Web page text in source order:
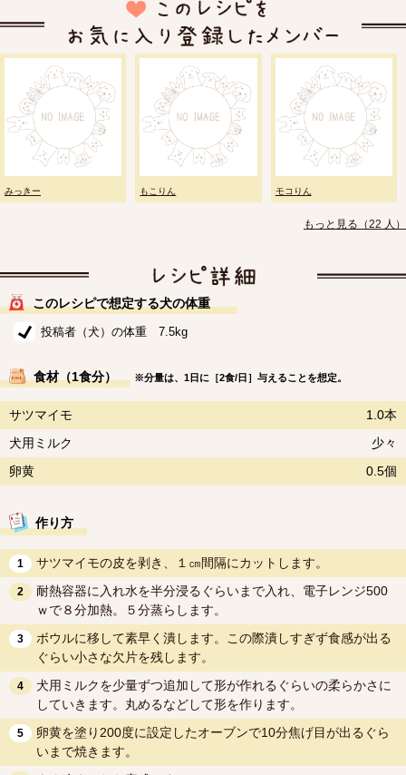
みっきー もこりん モコりん
もっと見る（22 人）
このレシピで想定する犬の体重
投稿者（犬）の体重 7.5kg
食材（1食分） ※分量は、1日に［2食/日］与えることを想定。
サツマイモ
1.0本
犬用ミルク
少々
卵黄
0.5個
作り方
1 サツマイモの皮を剥き、１㎝間隔にカットします。
2
耐熱容器に入れ水を半分浸るぐらいまで入れ、電子レンジ500
ｗで８分加熱。５分蒸らします。
3
ボウルに移して素早く潰します。この際潰しすぎず食感が出る
ぐらい小さな欠片を残します。
4
犬用ミルクを少量ずつ追加して形が作れるぐらいの柔らかさに
していきます。丸めるなどして形を作ります。
5
卵黄を塗り200度に設定したオーブンで10分焦げ目が出るぐら
いまで焼きます。